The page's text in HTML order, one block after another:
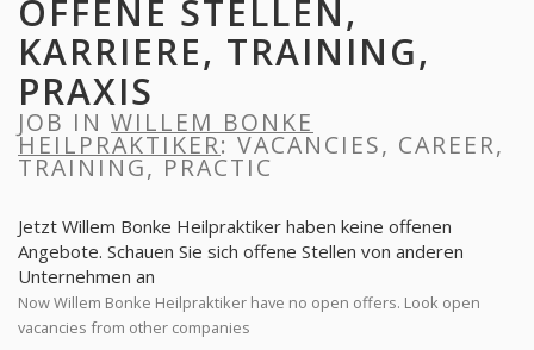
OFFENE STELLEN,
KARRIERE, TRAINING,
PRAXIS
JOB IN WILLEM BONKE
HEILPRAKTIKER: VACANCIES, CAREER,
TRAINING, PRACTIC
Jetzt Willem Bonke Heilpraktiker haben keine offenen
Angebote. Schauen Sie sich offene Stellen von anderen
Unternehmen an
Now Willem Bonke Heilpraktiker have no open offers. Look open
vacancies from other companies